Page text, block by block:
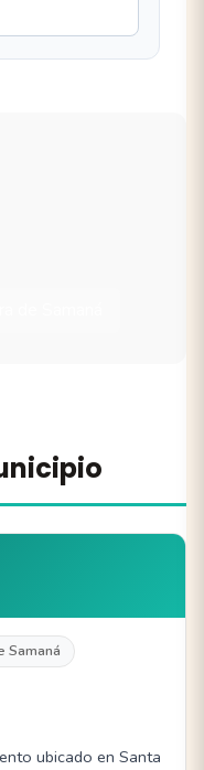
Samaná
ubicado en Santa